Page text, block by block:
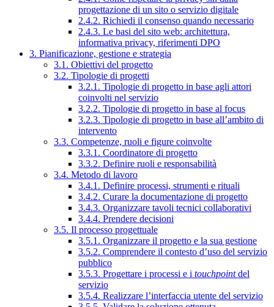
progettazione di un sito o servizio digitale
2.4.2. Richiedi il consenso quando necessario
2.4.3. Le basi del sito web: architettura,
informativa privacy, riferimenti DPO
3. Pianificazione, gestione e strategia
3.1. Obiettivi del progetto
3.2. Tipologie di progetti
3.2.1. Tipologie di progetto in base agli attori
coinvolti nel servizio
3.2.2. Tipologie di progetto in base al focus
3.2.3. Tipologie di progetto in base all’ambito di
intervento
3.3. Competenze, ruoli e figure coinvolte
3.3.1. Coordinatore di progetto
3.3.2. Definire ruoli e responsabilità
3.4. Metodo di lavoro
3.4.1. Definire processi, strumenti e rituali
3.4.2. Curare la documentazione di progetto
3.4.3. Organizzare tavoli tecnici collaborativi
3.4.4. Prendere decisioni
3.5. Il processo progettuale
3.5.1. Organizzare il progetto e la sua gestione
3.5.2. Comprendere il contesto d’uso del servizio
pubblico
3.5.3. Progettare i processi e i touchpointdel
servizio
3.5.4. Realizzare l’interfaccia utente del servizio